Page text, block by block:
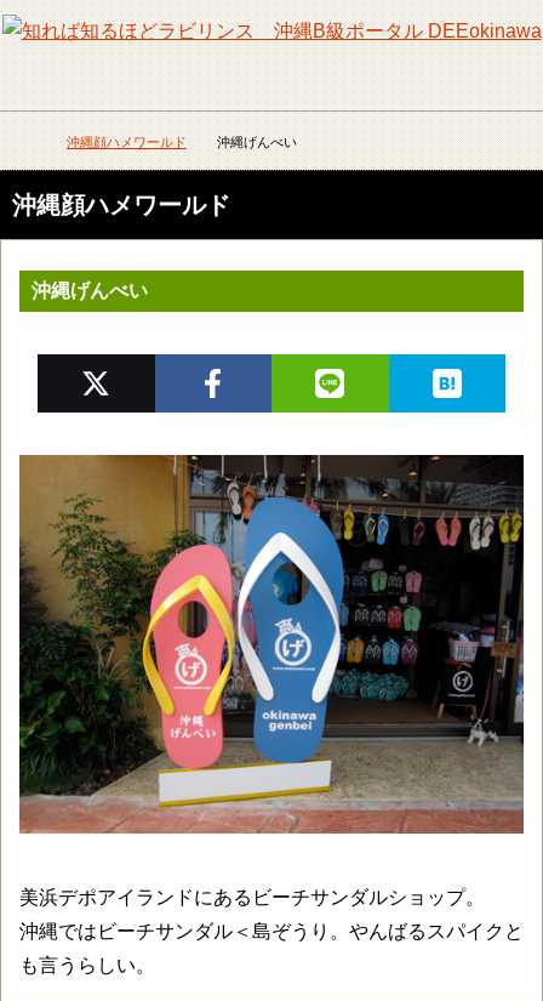
メニュー 検
DEEokinawaトップ
沖縄顔ハメワールド 沖縄げんべい
沖縄顔ハメワールド
沖縄げんべい
美浜デポアイランドにあるビーチサンダルショップ。
沖縄ではビーチサンダル＜島ぞうり。やんばるスパイクと
も言うらしい。